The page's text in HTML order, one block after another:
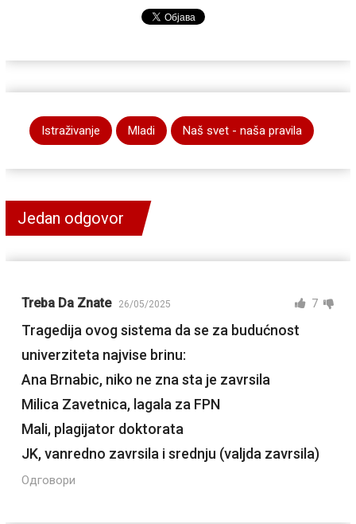
Istraživanje Mladi Naš svet - naša pravila
Jedan odgovor
Treba Da Znate 26/05/2025 7
Tragedija ovog sistema da se za budućnost
univerziteta najvise brinu:
Ana Brnabic, niko ne zna sta je zavrsila
Milica Zavetnica, lagala za FPN
Mali, plagijator doktorata
JK, vanredno zavrsila i srednju (valjda zavrsila)
Одговори